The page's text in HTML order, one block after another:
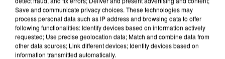
Save and communicate privacy choices. These technologies may
process personal data such as IP address and browsing data to offer
following functionalities: Identify devices based on information actively
requested; Use precise geolocation data; Match and combine data from
other data sources; Link different devices; Identify devices based on
information transmitted automatically.